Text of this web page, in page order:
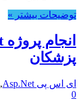
توضیحات بیشتر »
پزشکان
ای اس پی Asp.Net ,
0